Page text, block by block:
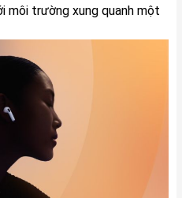
môi trường xung quanh một